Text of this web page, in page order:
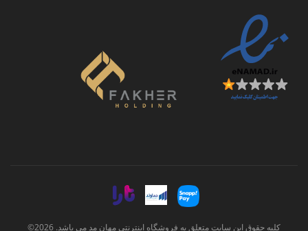
کلیه حقوق این سایت متعلق به فروشگاه اینترنتی مهان مد می باشد. 2026©